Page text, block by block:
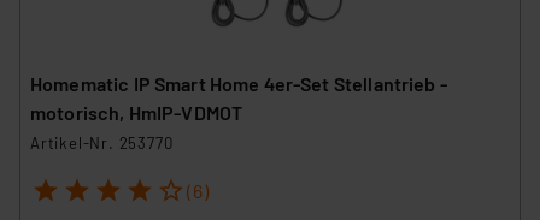
Homematic IP Smart Home 4er-Set Stellantrieb -
motorisch, HmIP-VDMOT
Artikel-Nr. 253770
1 2 3 4 5 (6)